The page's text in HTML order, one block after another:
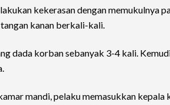
kekerasan dengan memukulnya
kanan berkali-kali.
dada korban sebanyak 3-4 kali.
mandi, pelaku memasukkan